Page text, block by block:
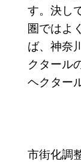
す。決し
圏ではよ
ば、神奈
クタール
ヘクター
市街化調